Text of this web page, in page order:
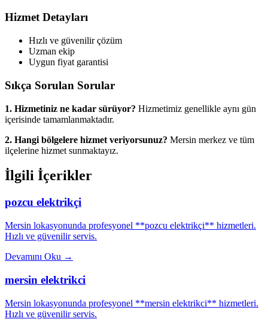
Hizmet Detayları
Hızlı ve güvenilir çözüm
Uzman ekip
Uygun fiyat garantisi
Sıkça Sorulan Sorular
1. Hizmetiniz ne kadar sürüyor? Hizmetimiz genellikle aynı gün
içerisinde tamamlanmaktadır.
2. Hangi bölgelere hizmet veriyorsunuz? Mersin merkez ve tüm
ilçelerine hizmet sunmaktayız.
İlgili İçerikler
pozcu elektrikçi
Mersin lokasyonunda profesyonel **pozcu elektrikçi** hizmetleri.
Hızlı ve güvenilir servis.
Devamını Oku →
mersin elektrikci
Mersin lokasyonunda profesyonel **mersin elektrikci** hizmetleri.
Hızlı ve güvenilir servis.